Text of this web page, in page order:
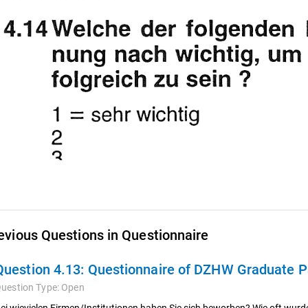
Questions in Questionnaire
4.13: Questionnaire of DZHW Graduate
Type: Open